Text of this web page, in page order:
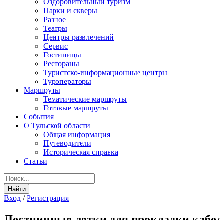
Оздоровительный туризм
Парки и скверы
Разное
Театры
Центры развлечений
Сервис
Гостиницы
Рестораны
Туристско-информационные центры
Туроператоры
Маршруты
Тематические маршруты
Готовые маршруты
События
О Тульской области
Общая информация
Путеводители
Историческая справка
Статьи
Вход /Регистрация